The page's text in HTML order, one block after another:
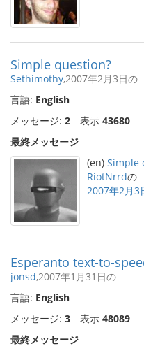
Simple question?
Sethimothy,2007年2月3日の
言語: English
メッセージ: 2 表示 43680
最終メッセージ
(en) Simple
RiotNrrdの
2007年2月3
Esperanto text-to-
jonsd,2007年1月31日の
言語: English
メッセージ: 3 表示 48089
最終メッセージ